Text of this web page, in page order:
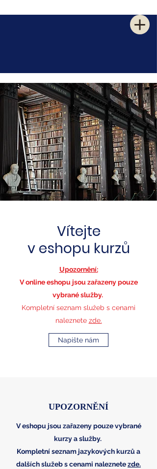
Vítejte
v eshopu kurzů
Upozornění:
V online eshopu jsou zařazeny pouze
vybrané služby.
Kompletní seznam služeb s cenami
naleznete zde.
Napište nám
UPOZORNĚNÍ
V eshopu jsou zařazeny pouze vybrané
kurzy a služby.
Kompletní seznam jazykových kurzů a
dalších služeb s cenami naleznetezde.